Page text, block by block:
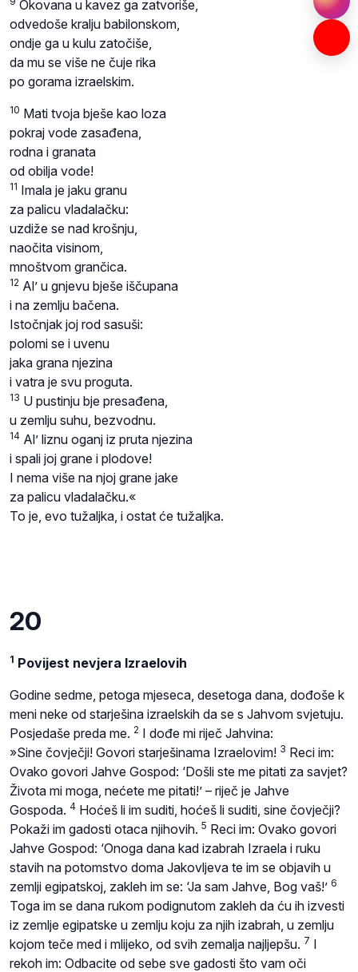
Okovana u kavez ga zatvoriše,
odvedoše kralju babilonskom,
ondje ga u kulu zatočiše,
da mu se više ne čuje rika
po gorama izraelskim.
10 Mati tvoja bješe kao loza
pokraj vode zasađena,
rodna i granata
od obilja vode!
11 Imala je jaku granu
za palicu vladalačku:
uzdiže se nad krošnju,
naočita visinom,
mnoštvom grančica.
12 Al’ u gnjevu bješe iščupana
i na zemlju bačena.
Istočnjak joj rod sasuši:
polomi se i uvenu
jaka grana njezina
i vatra je svu proguta.
13 U pustinju bje presađena,
u zemlju suhu, bezvodnu.
14 Al’ liznu oganj iz pruta njezina
i spali joj grane i plodove!
I nema više na njoj grane jake
za palicu vladalačku.«
To je, evo tužaljka, i ostat će tužaljka.
20
1 Povijest nevjera Izraelovih
Godine sedme, petoga mjeseca, desetoga dana, dođoše k
meni neke od starješina izraelskih da se s Jahvom svjetuju.
Posjedaše preda me. 2 I dođe mi riječ Jahvina:
»Sine čovječji! Govori starješinama Izraelovim! 3 Reci im:
Ovako govori Jahve Gospod: ‘Došli ste me pitati za savjet?
Života mi moga, nećete me pitati!’ – riječ je Jahve
Gospoda. 4 Hoćeš li im suditi, hoćeš li suditi, sine čovječji?
Pokaži im gadosti otaca njihovih. 5 Reci im: Ovako govori
Jahve Gospod: ‘Onoga dana kad izabrah Izraela i ruku
stavih na potomstvo doma Jakovljeva te im se objavih u
zemlji egipatskoj, zakleh im se: ‘Ja sam Jahve, Bog vaš!’ 6
Toga im se dana rukom podignutom zakleh da ću ih izvesti
iz zemlje egipatske u zemlju koju za njih izabrah, u zemlju
kojom teče med i mlijeko, od svih zemalja najljepšu. 7 I
rekoh im: Odbacite od sebe sve gadosti što vam oči